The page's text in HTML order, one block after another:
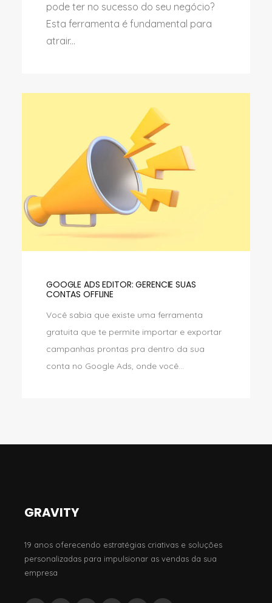
pode ter no sucesso do seu negócio?
Esta ferramenta é fundamental para
atrair...
GOOGLE ADS EDITOR: GERENCIE SUAS
CONTAS OFFLINE
Você sabia que existe uma ferramenta
gratuita que te permite importar e exportar
campanhas prontas pra dentro da sua
conta no Google Ads, onde você...
GRAVITY
19 anos oferecendo estratégias criativas e soluções
personalizadas para impulsionar as vendas da sua
empresa